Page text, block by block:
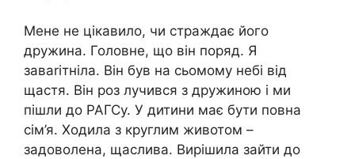
Мене не цікавило, чи страждає його
дружина. Головне, що він поряд. Я
заваrітніла. Він був на сьомому небі від
щастя. Він роз лучився з дружиною і ми
пішли до РАГСу. У дитини має бути повна
сім’я. Ходила з круглим животом –
задоволена, щаслива. Вирішила зайти до